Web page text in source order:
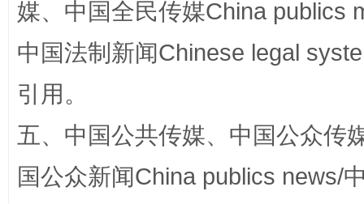
扯下公款旅游的“隐身衣” 如何以
媒、中国全民传媒China publics
中国法制新闻Chinese legal
引用。
五、中国公共传媒、中国公众传
国公众新闻China publics news/